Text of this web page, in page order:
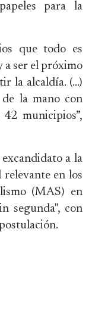
para la
que todo es
a ser el próximo
la alcaldía. (...)
de la mano con
municipios”,
a la
en los
(MAS) en
segunda", con